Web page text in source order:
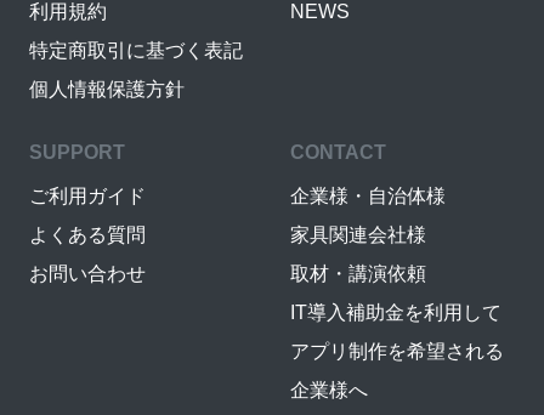
利用規約
特定商取引に基づく表記
個人情報保護方針
NEWS
SUPPORT
ご利用ガイド
よくある質問
お問い合わせ
CONTACT
企業様・自治体様
家具関連会社様
取材・講演依頼
IT導入補助金を利用して
アプリ制作を希望される
企業様へ